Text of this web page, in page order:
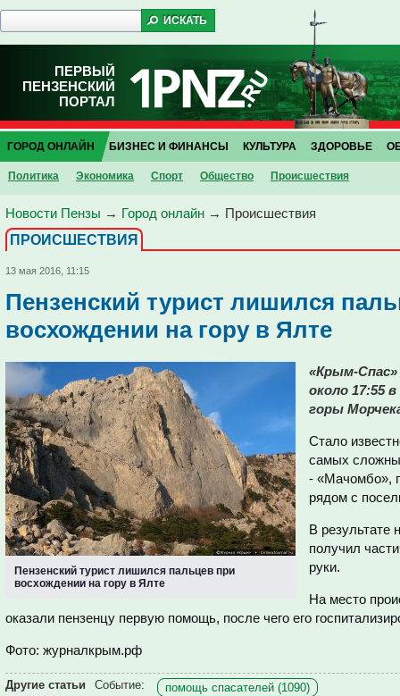
ПЕРВЫЙ
ПЕНЗЕНСКИЙ
ПОРТАЛ
ГОРОД ОНЛАЙН
Политика Экономика Спорт Общество Проиcшествия
БИЗНЕС И ФИНАНСЫ КУЛЬТУРА ЗДОРОВЬЕ
Новости Пензы → Город онлайн → Проиcшествия
ПРОИCШЕСТВИЯ
13 мая 2016, 11:15
Пензенский турист лишился
восхождении на гору в Ялте
Пензенский турист лишился пальцев при
восхождении на гору в Ялте
«Крым-Спас»
около 17:55
горы
Стало
самых
- «Мачомбо»,
рядом с
В результате
получил
руки.
На место
оказали пензенцу первую помощь, после чего его
Фото: журналкрым.рф
Другие статьи
Событие:
помощь спасателей (1090)